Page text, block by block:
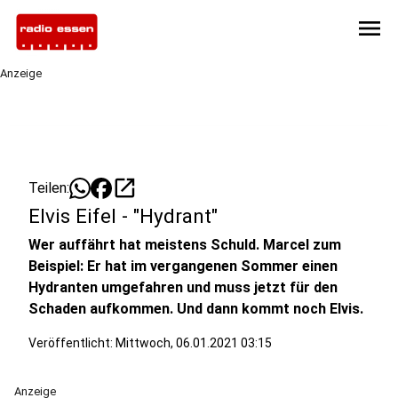
menu
Anzeige
Teilen: open_in_new
Elvis Eifel - "Hydrant"
Wer auffährt hat meistens Schuld. Marcel zum
Beispiel: Er hat im vergangenen Sommer einen
Hydranten umgefahren und muss jetzt für den
Schaden aufkommen. Und dann kommt noch Elvis.
Veröffentlicht: Mittwoch, 06.01.2021 03:15
Anzeige